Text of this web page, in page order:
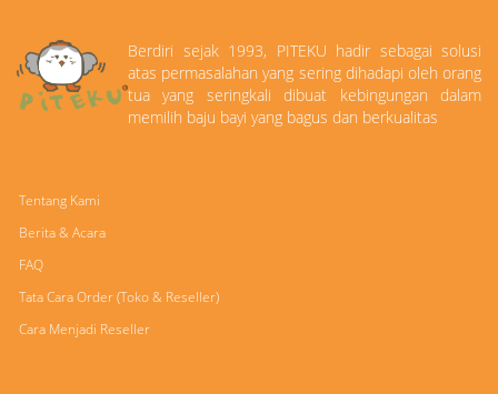
Berdiri sejak 1993, PITEKU hadir sebagai solusi
atas permasalahan yang sering dihadapi oleh orang
tua yang seringkali dibuat kebingungan dalam
memilih baju bayi yang bagus dan berkualitas
Tentang Kami
Berita & Acara
FAQ
Tata Cara Order (Toko & Reseller)
Cara Menjadi Reseller